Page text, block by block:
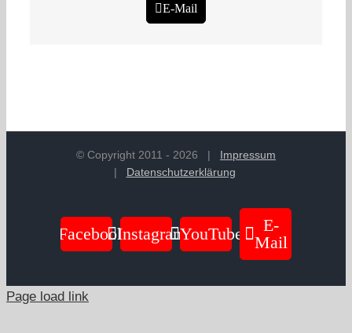
E-Mail
© Copyright 2011 - 2026 | Impressum
| Datenschutzerklärung
FacebookInstagramYouTube
E-
Mail
Page load link